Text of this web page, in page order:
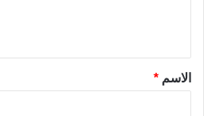
*الاسم *